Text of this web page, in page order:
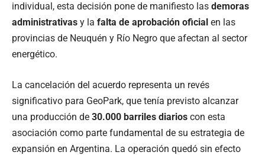
individual, esta decisión pone de manifiesto las demoras
administrativas y la falta de aprobación oficial en las
provincias de Neuquén y Río Negro que afectan al sector
energético.
La cancelación del acuerdo representa un revés
significativo para GeoPark, que tenía previsto alcanzar
una producción de 30.000 barriles diarios con esta
asociación como parte fundamental de su estrategia de
expansión en Argentina. La operación quedó sin efecto